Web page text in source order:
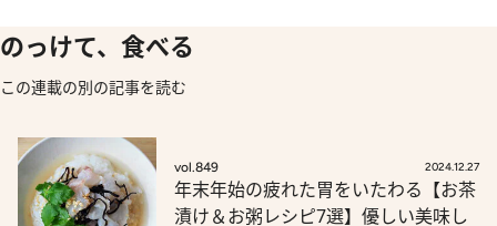
のっけて、食べる
この連載の別の記事を読む
vol.849 2024.12.27
年末年始の疲れた胃をいたわる【お茶
漬け＆お粥レシピ7選】優しい美味し